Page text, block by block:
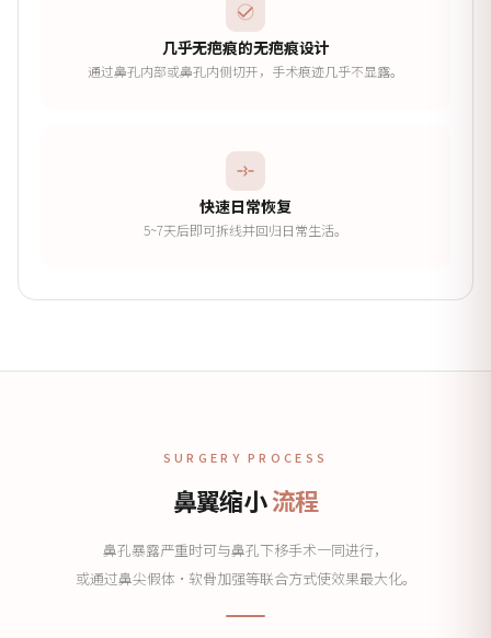
几乎无疤痕的无疤痕设计
通过鼻孔内部或鼻孔内侧切开，手术痕迹几乎不显露。
快速日常恢复
5~7天后即可拆线并回归日常生活。
SURGERY PROCESS
鼻翼缩小流程
鼻孔暴露严重时可与鼻孔下移手术一同进行，
或通过鼻尖假体·软骨加强等联合方式使效果最大化。